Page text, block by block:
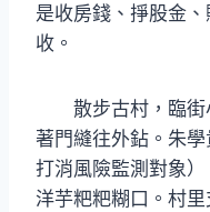
是收房錢、掙股金
收。
散步古村，臨
著門縫往外鉆。朱
打消風險監測對象
洋芋粑粑糊口。村